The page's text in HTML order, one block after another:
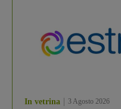
In vetrina 3 Agosto 2026